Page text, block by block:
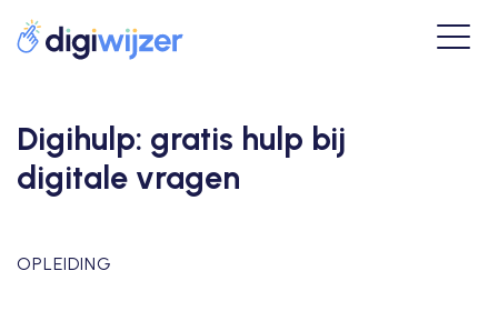
Digihulp: gratis hulp bij
digitale vragen
OPLEIDING